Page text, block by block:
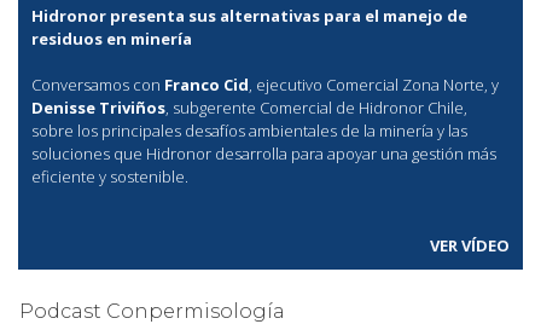
Hidronor presenta sus alternativas para el manejo de
residuos en minería
Conversamos con Franco Cid, ejecutivo Comercial Zona Norte, y
Denisse Triviños, subgerente Comercial de Hidronor Chile,
sobre los principales desafíos ambientales de la minería y las
soluciones que Hidronor desarrolla para apoyar una gestión más
eficiente y sostenible.
VER VÍDEO
Podcast Conpermisología